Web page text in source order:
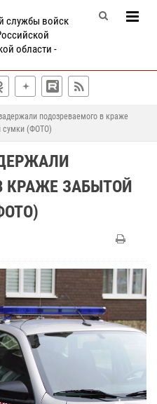
службы войск
области -
подозреваемого в краже
сумки (ФОТО)
КРАЖЕ ЗАБЫТОЙ